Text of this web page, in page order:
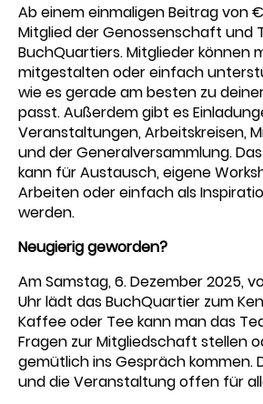
Ab einem einmaligen Beitrag von
Mitglied der Genossenschaft und
BuchQuartiers. Mitglieder können
mitgestalten oder einfach
wie es gerade am besten zu
passt. Außerdem gibt es
Veranstaltungen, Arbeitskreisen,
und der Generalversammlung.
kann für Austausch, eigene
Arbeiten oder einfach als
werden.
Neugierig geworden?
Am Samstag, 6. Dezember 2025,
Uhr lädt das BuchQuartier zum
Kaffee oder Tee kann man das
Fragen zur Mitgliedschaft stellen
gemütlich ins Gespräch kommen.
und die Veranstaltung offen für